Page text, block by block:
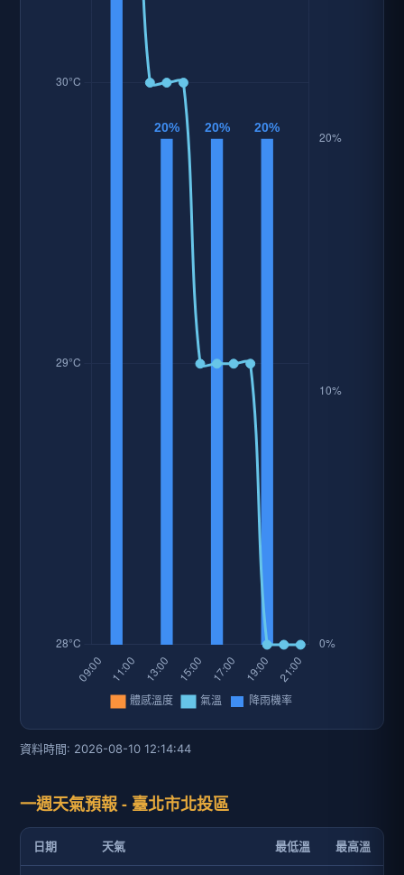
資料時間: 2026-08-10 12:14:44
一週天氣預報 - 臺北市北投區
日期 天氣 最低溫 最高溫